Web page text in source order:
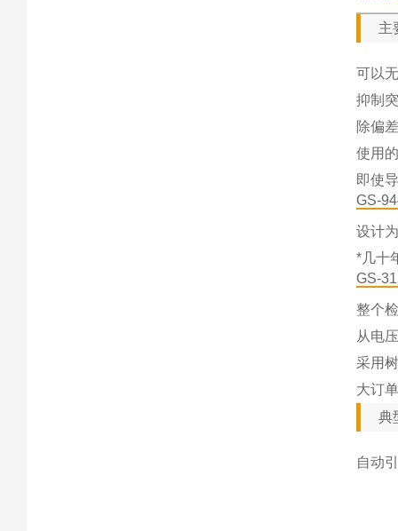
主
可以
抑制
除偏
使用
即使
GS-
设计
*几十
GS-
整个
从电
采用
大订
典
自动